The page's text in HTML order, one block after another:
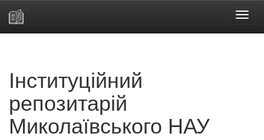
Інституційний
репозитарій
Миколаївського НАУ